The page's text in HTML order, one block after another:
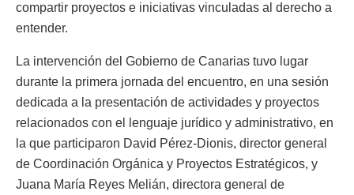
compartir proyectos e iniciativas vinculadas al derecho a
entender.
La intervención del Gobierno de Canarias tuvo lugar
durante la primera jornada del encuentro, en una sesión
dedicada a la presentación de actividades y proyectos
relacionados con el lenguaje jurídico y administrativo, en
la que participaron David Pérez-Dionis, director general
de Coordinación Orgánica y Proyectos Estratégicos, y
Juana María Reyes Melián, directora general de